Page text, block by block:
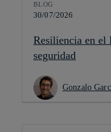
BLOG
30/07/2026
Resiliencia en
seguridad
Gonzalo